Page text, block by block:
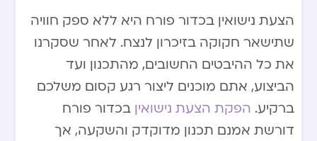
הצעת נישואין בכדור פורח היא ללא ספק חוויה
שתישאר חקוקה בזיכרון לנצח. לאחר שסקרנו
את כל ההיבטים החשובים, מהתכנון ועד
הביצוע, אתם מוכנים ליצור רגע קסום משלכם
ברקיע. הפקת הצעת נישואין בכדור פורח
דורשת אמנם תכנון מדוקדק והשקעה, אך